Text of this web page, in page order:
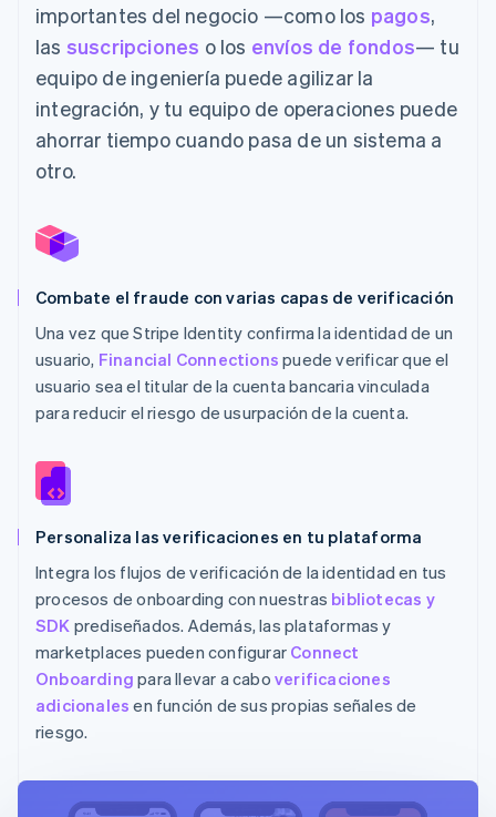
importantes del negocio —como los pagos,
las suscripciones o los envíos de fondos— tu
equipo de ingeniería puede agilizar la
integración, y tu equipo de operaciones puede
ahorrar tiempo cuando pasa de un sistema a
otro.
Combate el fraude con varias capas de verificación
Una vez que Stripe Identity confirma la identidad de un
usuario, Financial Connections puede verificar que el
usuario sea el titular de la cuenta bancaria vinculada
para reducir el riesgo de usurpación de la cuenta.
Personaliza las verificaciones en tu plataforma
Integra los flujos de verificación de la identidad en tus
procesos de onboarding con nuestras bibliotecas y
SDK prediseñados. Además, las plataformas y
marketplaces pueden configurar Connect
Onboarding para llevar a cabo verificaciones
adicionales en función de sus propias señales de
riesgo.